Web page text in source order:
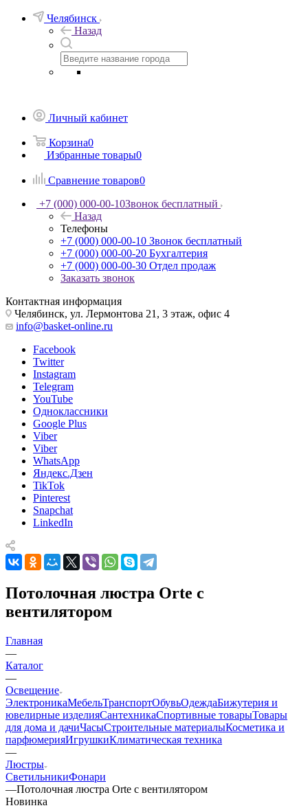
Челябинск
Назад
Личный кабинет
Корзина0
Избранные товары0
Сравнение товаров0
+7 (000) 000-00-10Звонок бесплатный
Назад
Телефоны
+7 (000) 000-00-10 Звонок бесплатный
+7 (000) 000-00-20 Бухгалтерия
+7 (000) 000-00-30 Отдел продаж
Заказать звонок
Контактная информация
Челябинск, ул. Лермонтова 21, 3 этаж, офис 4
info@basket-online.ru
Facebook
Twitter
Instagram
Telegram
YouTube
Одноклассники
Google Plus
Viber
Viber
WhatsApp
Яндекс.Дзен
TikTok
Pinterest
Snapchat
LinkedIn
Потолочная люстра Orte с
вентилятором
Главная
—
Каталог
—
Освещение
ЭлектроникаМебельТранспортОбувьОдеждаБижутерия и
ювелирные изделияСантехникаСпортивные товарыТовары
для дома и дачиЧасыСтроительные материалыКосметика и
парфюмерияИгрушкиКлиматическая техника
—
Люстры
СветильникиФонари
—Потолочная люстра Orte с вентилятором
Новинка